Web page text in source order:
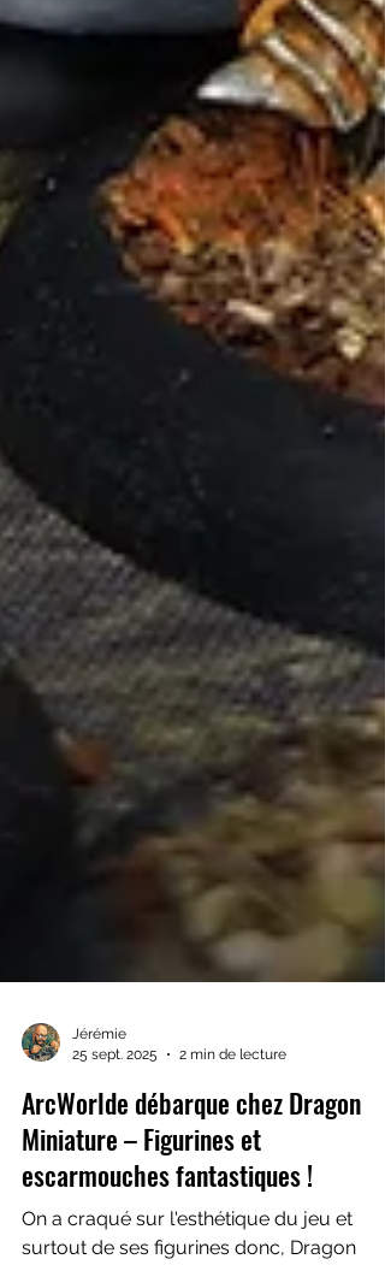
Jérémie
ArcWorlde débarque chez Dragon
Miniature – Figurines et
escarmouches fantastiques !
On a craqué sur l'esthétique du jeu et